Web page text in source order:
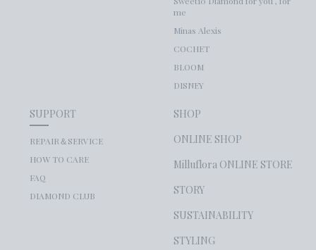
me
Minas Alexis
COCHET
BLOOM
DISNEY
SUPPORT
REPAIR＆SERVICE
HOW TO CARE
FAQ
DIAMOND CLUB
SHOP
ONLINE SHOP
Milluflora ONLINE STORE
STORY
SUSTAINABILITY
STYLING